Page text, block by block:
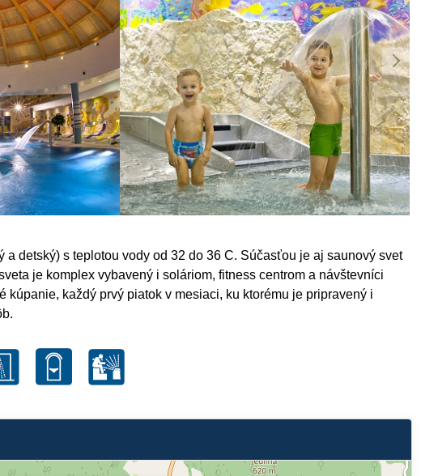
detský) s teplotou vody od 32 do 36 C. Súčasťou je aj saunový svet
je komplex vybavený i soláriom, fitness centrom a návštevníci
každý prvý piatok v mesiaci, ku ktorému je pripravený i